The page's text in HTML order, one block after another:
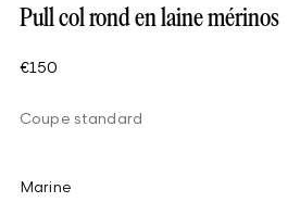
Pull col rond en laine mérinos
€150
Coupe standard
Marine